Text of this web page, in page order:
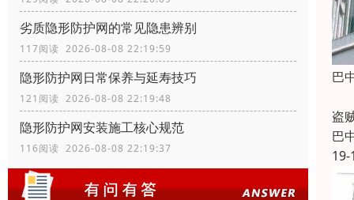
劣质隐形防护网的常见隐患辨别
117阅读 2026-08-08 22:19:59
隐形防护网日常保养与延寿技巧
121阅读 2026-08-08 22:19:48
隐形防护网安装施工核心规范
116阅读 2026-08-08 22:19:37
巴
盗
巴
19-